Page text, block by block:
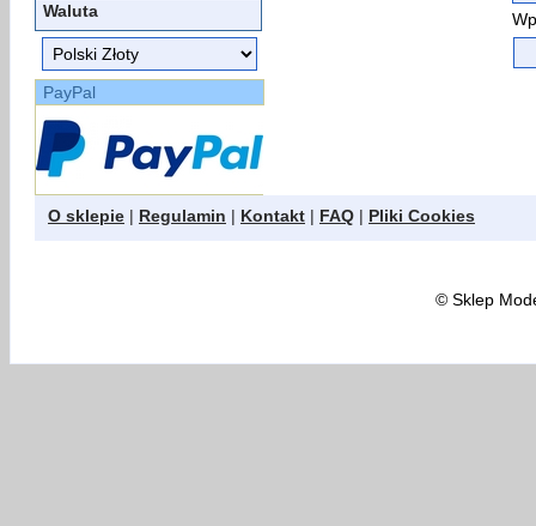
Waluta
PayPal
O sklepie | Regulamin | Kontakt | FAQ | Pliki Cookies
©Sklep